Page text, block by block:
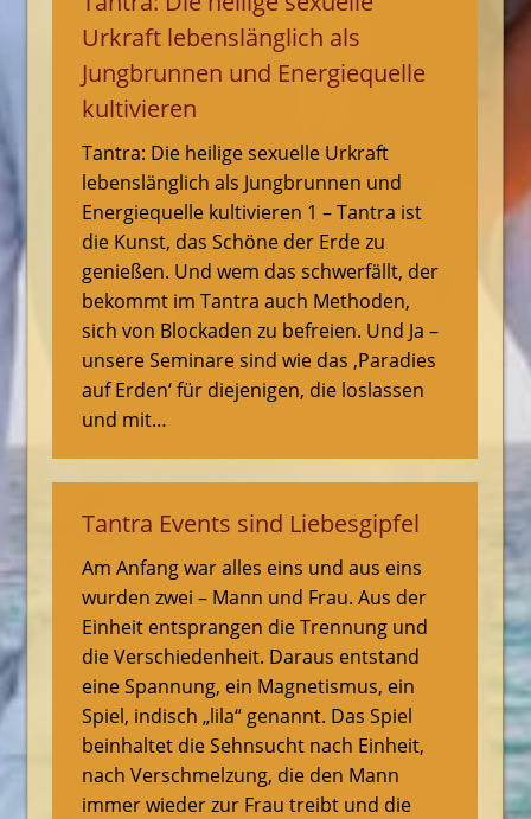
Urkraft lebenslänglich als
Jungbrunnen und Energiequelle
kultivieren
Tantra: Die heilige sexuelle Urkraft
lebenslänglich als Jungbrunnen und
Energiequelle kultivieren 1 – Tantra ist
die Kunst, das Schöne der Erde zu
genießen. Und wem das schwerfällt, der
bekommt im Tantra auch Methoden,
sich von Blockaden zu befreien. Und Ja –
unsere Seminare sind wie das ‚Paradies
auf Erden‘ für diejenigen, die loslassen
und mit…
Tantra Events sind Liebesgipfel
Am Anfang war alles eins und aus eins
wurden zwei – Mann und Frau. Aus der
Einheit entsprangen die Trennung und
die Verschiedenheit. Daraus entstand
eine Spannung, ein Magnetismus, ein
Spiel, indisch „lila“ genannt. Das Spiel
beinhaltet die Sehnsucht nach Einheit,
nach Verschmelzung, die den Mann
immer wieder zur Frau treibt und die